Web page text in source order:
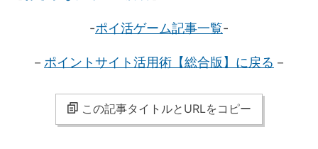
-ポイ活ゲーム記事一覧-
－ ポイントサイト活用術【総合版】に戻る －
この記事タイトルとURLをコピー